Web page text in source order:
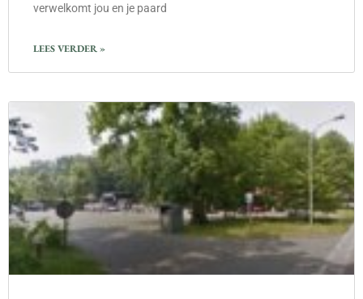
verwelkomt jou en je paard
LEES VERDER »